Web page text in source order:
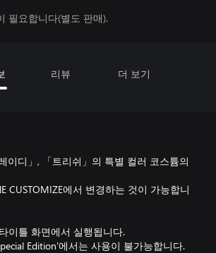
필요합니다(별도 판매).
리뷰 더 보기
이디」, 「트리쉬」의 특별 컬러 코스튬의
CUSTOMIZE에서 변경하는 것이 가능합니
이틀 화면에서 실행됩니다.
Edition'에서는 사용이 불가능합니다.